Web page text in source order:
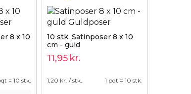
8 x 10
= 10 stk.
10 stk. Satinposer 8 x 10
cm - guld
11,95 kr.
1,20 kr. / stk. 1 pqt = 10 stk.